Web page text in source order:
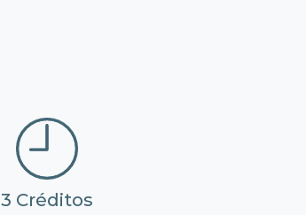
3 Créditos